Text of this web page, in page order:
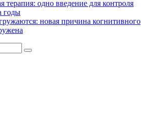
терапия: одно введение для контроля
годы
новая причина когнитивного